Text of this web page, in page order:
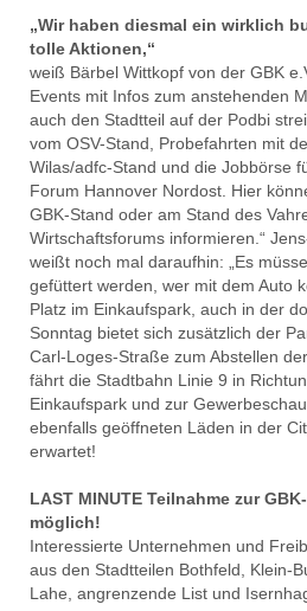
„Wir haben diesmal ein wirklich
tolle Aktionen,“
weiß Bärbel Wittkopf von der GBK
Events mit Infos zum anstehenden
auch den Stadtteil auf der Podbi
vom OSV-Stand, Probefahrten mit
Wilas/adfc-Stand und die Jobbörse
Forum Hannover Nordost. Hier
GBK-Stand oder am Stand des
Wirtschaftsforums informieren.“
weißt noch mal daraufhin: „Es
gefüttert werden, wer mit dem Auto
Platz im Einkaufspark, auch in der
Sonntag bietet sich zusätzlich der
Carl-Loges-Straße zum Abstellen
fährt die Stadtbahn Linie 9 in
Einkaufspark und zur
ebenfalls geöffneten Läden in der
erwartet!
LAST MINUTE Teilnahme zur
möglich!
Interessierte Unternehmen und
aus den Stadtteilen Bothfeld, Klein-
Lahe, angrenzende List und